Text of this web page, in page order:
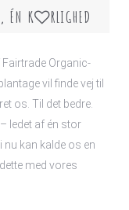
ÉN K RLIGHED
Fairtrade Organic-
vil finde vej til
os. Til det bedre.
ledet af én stor
kan kalde os en
med vores